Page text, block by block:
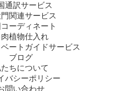
通訳サービス
関連サービス
ーディネート
肉植物仕入れ
ートガイドサービス
ブログ
ちについて
バシーポリシー
問い合わせ